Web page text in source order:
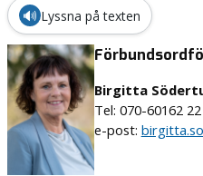
INFO & KONTAKT
VÅR POLITIK
BLI MEDLEM
🔊 Lyssna på texten
Birgitta
Tel: 070-60162 22
e-post: